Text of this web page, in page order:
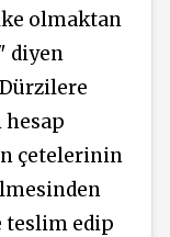
olmaktan
diyen
hesap
çetelerinin
teslim edip